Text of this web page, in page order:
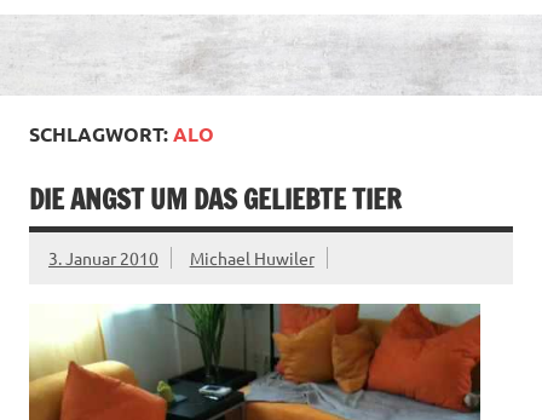
SCHLAGWORT:ALO
DIE ANGST UM DAS GELIEBTE TIER
3. Januar 2010 Michael Huwiler